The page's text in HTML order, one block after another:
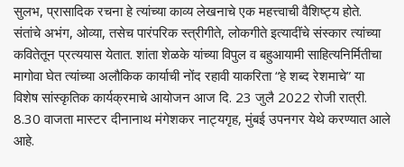
सुलभ,प्रासादिक रचना हे त्यांच्या काव्य लेखनाचे एक महत्त्वाची वैशिष्ट्य होते.
संतांचे अभंग, ओव्या,तसेच पारंपरिक स्त्रीगीते,लोकगीते इत्यादींचे संस्कार त्यांच्या
कवितेतून प्रत्ययास येतात. शांता शेळके यांच्या विपुल व बहुआयामी साहित्यनिर्मितीचा
मागोवा घेत त्यांच्या अलौकिक कार्याची नोंद रहावी याकरिता“हे शब्द रेशमाचे”या
विशेष सांस्कृतिक कार्यक्रमाचे आयोजन आज दि. 23 जुलै 2022 रोजी रात्री.
8.30 वाजता मास्टर दीनानाथ मंगेशकर नाट्यगृह,मुंबई उपनगर येथे करण्यात आले
आहे.